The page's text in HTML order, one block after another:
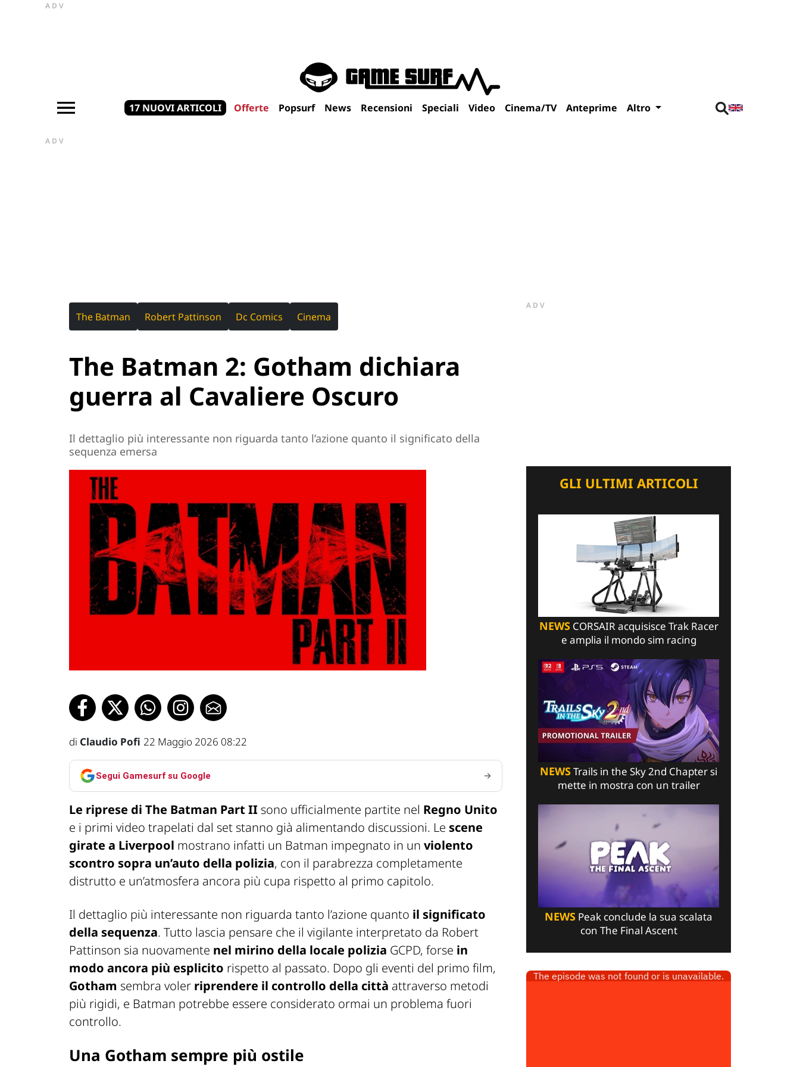
ADV
17 NUOVI ARTICOLI Offerte Popsurf News Recensioni Speciali Video Cinema/TV Anteprime Altro
ADV
The Batman Robert Pattinson Dc Comics Cinema
The Batman 2: Gotham dichiara
guerra al Cavaliere Oscuro
Il dettaglio più interessante non riguarda tanto l’azione quanto il significato della
sequenza emersa
di Claudio Pofi 22 Maggio 2026 08:22
Segui Gamesurf su Google
Le riprese di The Batman Part II sono ufficialmente partite nel Regno Unito
e i primi video trapelati dal set stanno già alimentando discussioni. Le scene
girate a Liverpool mostrano infatti un Batman impegnato in un violento
scontro sopra un’auto della polizia, con il parabrezza completamente
distrutto e un’atmosfera ancora più cupa rispetto al primo capitolo.
Il dettaglio più interessante non riguarda tanto l’azione quanto il significato
della sequenza. Tutto lascia pensare che il vigilante interpretato da Robert
Pattinson sia nuovamente nel mirino della locale polizia GCPD, forse in
modo ancora più esplicito rispetto al passato. Dopo gli eventi del primo film,
Gotham sembra voler riprendere il controllo della città attraverso metodi
più rigidi, e Batman potrebbe essere considerato ormai un problema fuori
controllo.
Una Gotham sempre più ostile
ADV
GLI ULTIMI ARTICOLI
NEWSCORSAIR acquisisce Trak Racer
e amplia il mondo sim racing
NEWSTrails in the Sky 2nd Chapter si
mette in mostra con un trailer
NEWS Peak conclude la sua scalata
con The Final Ascent